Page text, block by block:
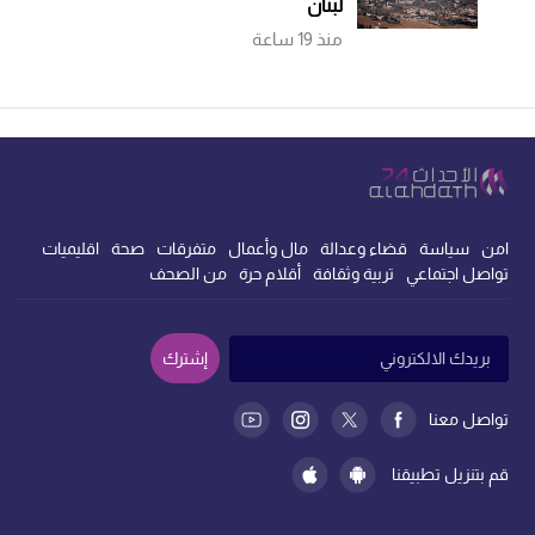
لبنان
ينظرون إلى «المنطقة التجريبية»
بوصفها بوابة لإنهاء المعاناة
منذ 19 ساعة
امن سياسة قضاء وعدالة مال وأعمال متفرقات صحة
اقليميات
تواصل اجتماعي
تربية وثقافة أقلام حرة من الصحف
قم بتنزيل تطبيقنا
تواصل معنا
إشترك